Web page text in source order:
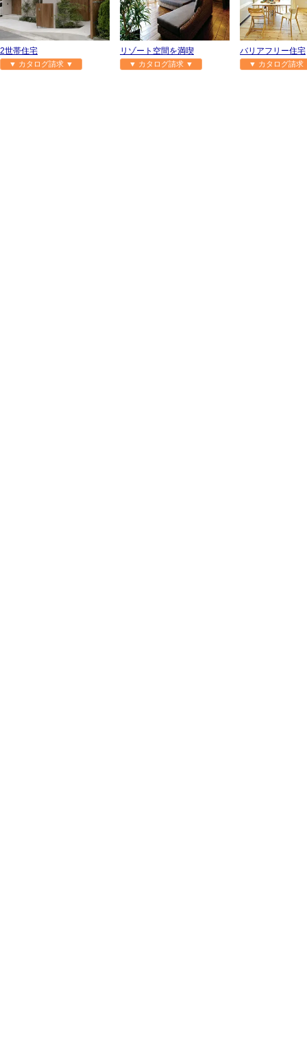
2世帯住宅
▼ カタログ請求 ▼
リゾート空間を満喫
▼ カタログ請求 ▼
バリアフリー住宅
▼ カタログ請